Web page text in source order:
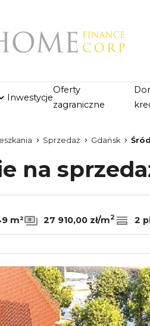
Inwestycje
Oferty
zagraniczne
Sprzedaż Gdańsk
na
m² 27 910,00 zł/m2 2